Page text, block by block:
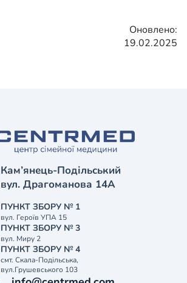
Оновлено:
19.02.2025
Кам’янець-Подільський
вул. Драгоманова 14А
ПУНКТ ЗБОРУ № 1
вул. Героїв УПА 15
ПУНКТ ЗБОРУ № 3
вул. Миру 2
ПУНКТ ЗБОРУ № 4
смт. Скала-Подільська,
вул.Грушевського 103